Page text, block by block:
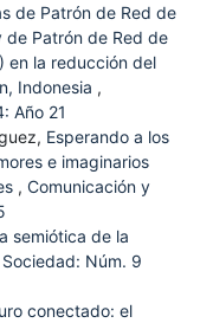
de Patrón de Red de
de Patrón de Red de
en la reducción del
Indonesia ,
Año 21
Esperando a los
e imaginarios
, Comunicación y
semiótica de la
Núm. 9
conectado: el